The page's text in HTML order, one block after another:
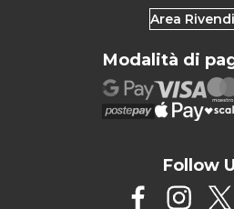
Area
Modalità di
Follow